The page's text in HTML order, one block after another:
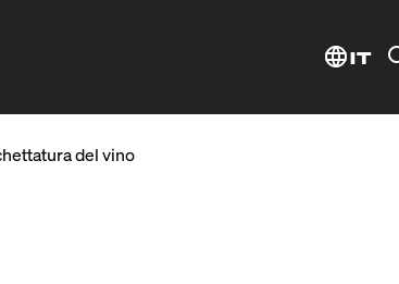
IT
del vino